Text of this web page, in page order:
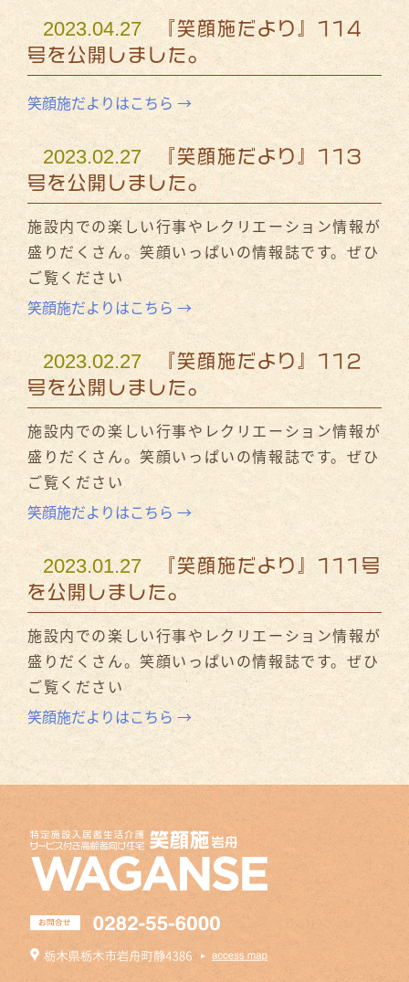
2023.04.27
『笑顔施だより』114
号を公開しました。
笑顔施だよりはこちら →
2023.02.27
『笑顔施だより』113
号を公開しました。
施設内での楽しい行事やレクリエーション情報が
盛りだくさん。笑顔いっぱいの情報誌です。ぜひ
ご覧ください
笑顔施だよりはこちら →
2023.02.27
『笑顔施だより』112
号を公開しました。
施設内での楽しい行事やレクリエーション情報が
盛りだくさん。笑顔いっぱいの情報誌です。ぜひ
ご覧ください
笑顔施だよりはこちら →
2023.01.27
『笑顔施だより』111号
を公開しました。
施設内での楽しい行事やレクリエーション情報が
盛りだくさん。笑顔いっぱいの情報誌です。ぜひ
ご覧ください
笑顔施だよりはこちら →